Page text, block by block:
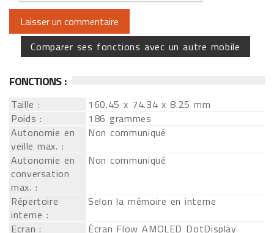
Comparer ses fonctions avec un autre mobile
FONCTIONS :
Taille :
160.45 x 74.34 x 8.25 mm
Poids :
186 grammes
Autonomie en
veille max. :
Non communiqué
Autonomie en
conversation
max. :
Non communiqué
Répertoire
interne :
Selon la mémoire en interne
Ecran :
Écran Flow AMOLED DotDisplay